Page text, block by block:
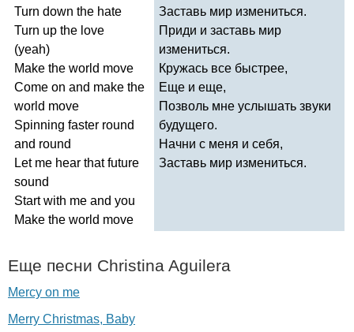
Turn down the hate
Turn up the love
(yeah)
Make the world move
Come on and make the
world move
Spinning faster round
and round
Let me hear that future
sound
Start with me and you
Make the world move
Заставь мир измениться.
Приди и заставь мир
измениться.
Кружась все быстрее,
Еще и еще,
Позволь мне услышать звуки
будущего.
Начни с меня и себя,
Заставь мир измениться.
Еще песни Christina Aguilera
Mercy on me
Merry Christmas, Baby